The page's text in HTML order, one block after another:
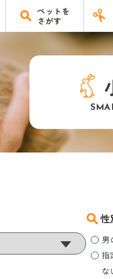
ペットを
さがす
性
男
指
な